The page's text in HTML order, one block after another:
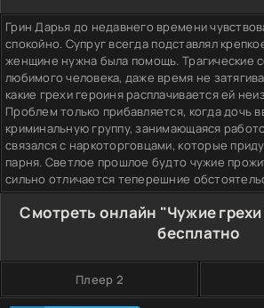
Грин Дарья до недавнего времени
спокойно. Супруг всегда подставлял
женщине нужна была помощь. Трагические
любимого человека, даже время не
какие грехи героиня расплачивается ей
Проблем только прибавляется, когда дочь
криминальную группу, занимающаяся
связался с наркоторговцами, которые
парня. Светлое прошлое будто чужие
сильно отличается теперешние
Смотреть онлайн "Чужие
бесплатно
Плеер 2